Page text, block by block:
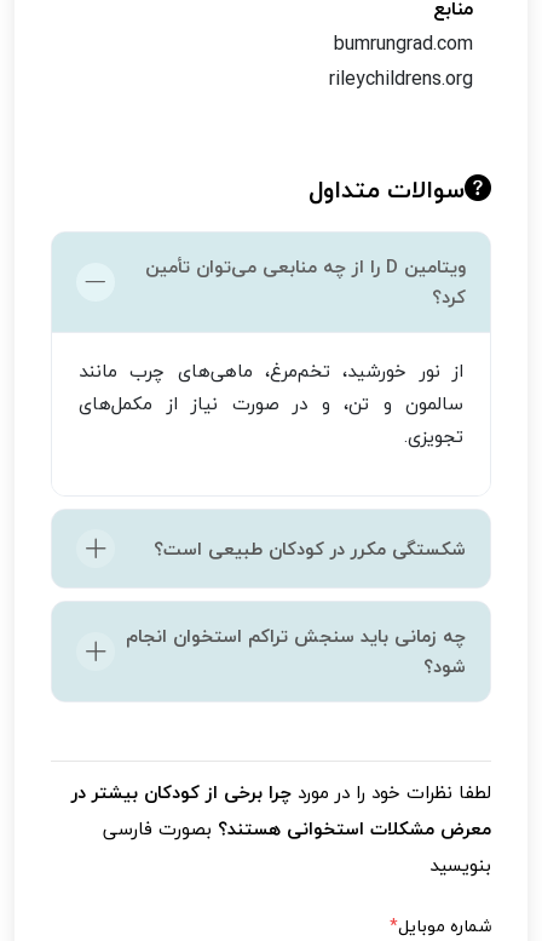
منابع
bumrungrad.com
rileychildrens.org
سوالات متداول
ویتامین D را از چه منابعی می‌توان تأمین
کرد؟
از نور خورشید، تخم‌مرغ، ماهی‌های چرب مانند
سالمون و تن، و در صورت نیاز از مکمل‌های
تجویزی.
شکستگی مکرر در کودکان طبیعی است؟
خیر، اگر کودک دچار شکستگی‌های مکرر با
ضربه‌های خفیف شود، باید از نظر مشکلات
چه زمانی باید سنجش تراکم استخوان انجام
شود؟
ممکن است انجام آن را توصیه کند.
لطفا نظرات خود را در مورد چرا برخی از کودکان بیشتر در
معرض مشکلات استخوانی هستند؟ بصورت فارسی
بنویسید
شماره موبایل*